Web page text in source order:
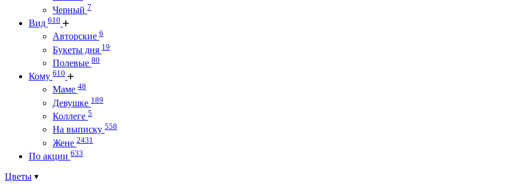
Черный 7
Вид 610
Авторские 6
Букеты дня 19
Полевые 80
Кому 610
Маме 48
Девушке 189
Коллеге 5
На выписку 558
Жене 2431
По акции 633
Цветы